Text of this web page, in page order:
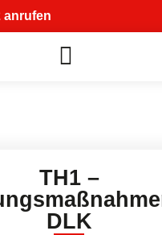
anrufen
TH1 –
DLK